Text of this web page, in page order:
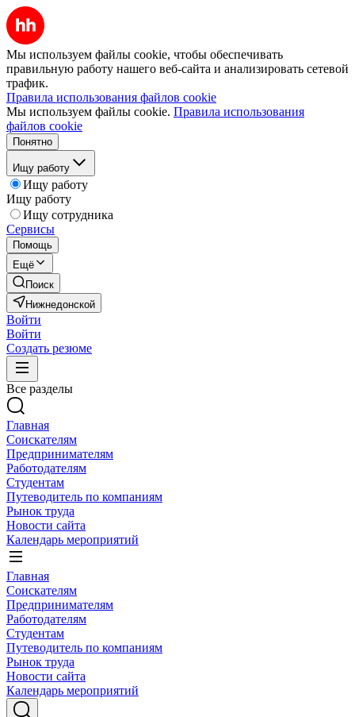
Мы используем файлы cookie, чтобы обеспечивать
правильную работу нашего веб-сайта и анализировать сетевой
трафик.
Правила использования файлов cookie
Мы используем файлы cookie. Правила использования
файлов cookie
Понятно
Ищу работу
Ищу работу
Ищу работу
Ищу сотрудника
Сервисы
Помощь
Ещё
Поиск
Нижнедонской
Войти
Войти
Создать резюме
Все разделы
Главная
Соискателям
Предпринимателям
Работодателям
Студентам
Путеводитель по компаниям
Рынок труда
Новости сайта
Календарь мероприятий
Главная
Соискателям
Предпринимателям
Работодателям
Студентам
Путеводитель по компаниям
Рынок труда
Новости сайта
Календарь мероприятий